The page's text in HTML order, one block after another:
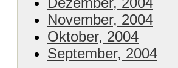
November, 2004
Oktober, 2004
September, 2004